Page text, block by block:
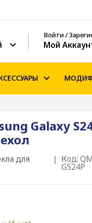
Войти /
Мой
Galaxy
для Код:
GS24P